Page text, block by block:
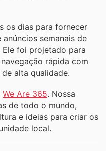
os dias para fornecer
semanais de
Ele foi projetado para
rápida com
alta qualidade.
We Are 365. Nossa
de todo o mundo,
e ideias para criar os
local.